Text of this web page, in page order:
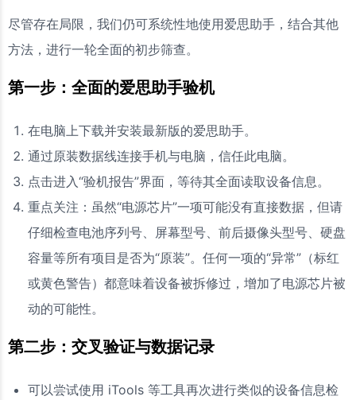
尽管存在局限，我们仍可系统性地使用爱思助手，结合其他
方法，进行一轮全面的初步筛查。
第一步：全面的爱思助手验机
在电脑上下载并安装最新版的爱思助手。
通过原装数据线连接手机与电脑，信任此电脑。
点击进入“验机报告”界面，等待其全面读取设备信息。
重点关注：虽然“电源芯片”一项可能没有直接数据，但请
仔细检查电池序列号、屏幕型号、前后摄像头型号、硬盘
容量等所有项目是否为“原装”。任何一项的“异常”（标红
或黄色警告）都意味着设备被拆修过，增加了电源芯片被
动的可能性。
第二步：交叉验证与数据记录
可以尝试使用 iTools 等工具再次进行类似的设备信息检